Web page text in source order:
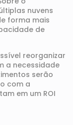
nuvens
forma mais
de
reorganizar
a necessidade
serão
com a
em um ROI